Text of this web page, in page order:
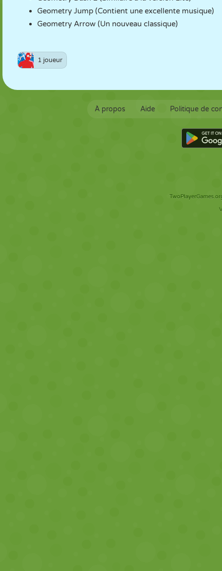
Geometry Jump (Contient une excellente musique)
Geometry Arrow (Un nouveau classique)
1 joueur
À propos Aide Politique de